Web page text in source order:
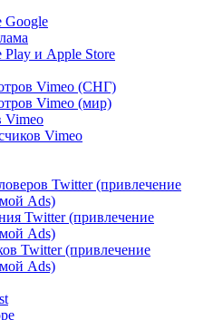
Google
Play и Apple Store
Vimeo (СНГ)
Vimeo (мир)
Vimeo
Vimeo
Twitter (привлечение
Ads)
Twitter (привлечение
Ads)
Twitter (привлечение
Ads)